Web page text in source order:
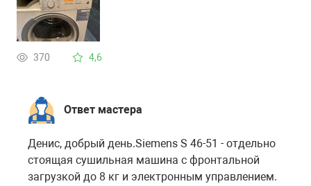
370 4,6
Ответ мастера
Денис, добрый день.Siemens S 46-51 - отдельно
стоящая сушильная машина с фронтальной
загрузкой до 8 кг и электронным управлением.